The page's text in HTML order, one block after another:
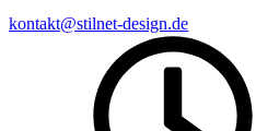
kontakt@stilnet-design.de